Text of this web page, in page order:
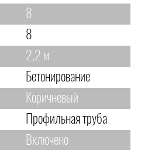
8
8
2,2 м
Бетонирование
Коричневый
Профильная труба
Включено